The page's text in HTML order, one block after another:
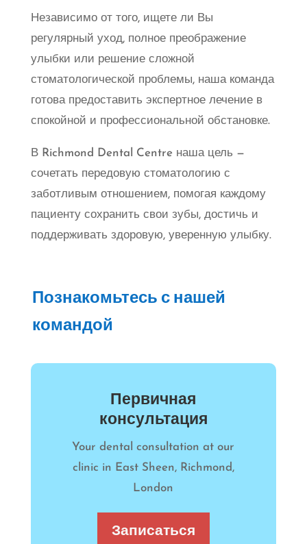
Независимо от того, ищете ли Вы
регулярный уход, полное преображение
улыбки или решение сложной
стоматологической проблемы, наша команда
готова предоставить экспертное лечение в
спокойной и профессиональной обстановке.
В Richmond Dental Centre наша цель —
сочетать передовую стоматологию с
заботливым отношением, помогая каждому
пациенту сохранить свои зубы, достичь и
поддерживать здоровую, уверенную улыбку.
Познакомьтесь с нашей
командой
Первичная
консультация
Your dental consultation at our
clinic in East Sheen, Richmond,
London
Записаться